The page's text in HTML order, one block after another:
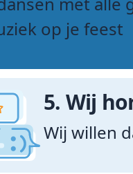
op je feest
5. Wij
Wij willen